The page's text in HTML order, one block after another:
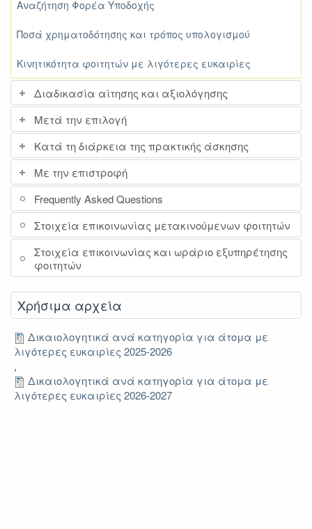
Αναζήτηση Φορέα Υποδοχής
Ποσά χρηματοδότησης και τρόπος υπολογισμού
Κινητικότητα φοιτητών με λιγότερες ευκαιρίες
Διαδικασία αίτησης και αξιολόγησης
Μετά την επιλογή
Κατά τη διάρκεια της πρακτικής άσκησης
Με την επιστροφή
Frequently Asked Questions
Στοιχεία επικοινωνίας μετακινούμενων φοιτητών
Στοιχεία επικοινωνίας και ωράριο εξυπηρέτησης
φοιτητών
Χρήσιμα αρχεία
Δικαιολογητικά ανά κατηγορία για άτομα με
λιγότερες ευκαιρίες 2025-2026
,
Δικαιολογητικά ανά κατηγορία για άτομα με
λιγότερες ευκαιρίες 2026-2027